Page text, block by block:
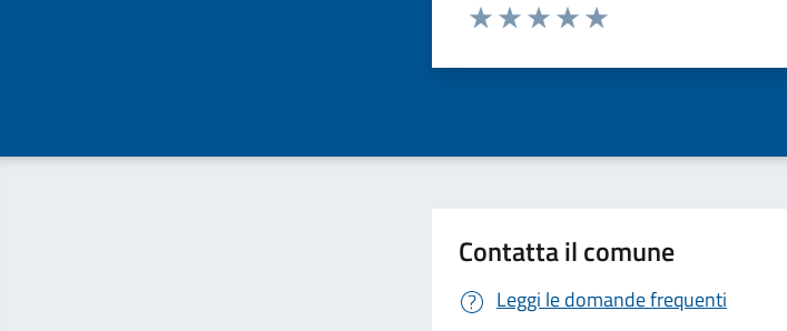
Valuta da 1 a 5 stelle la pagina
Contatta il comune
Leggi le domande frequenti